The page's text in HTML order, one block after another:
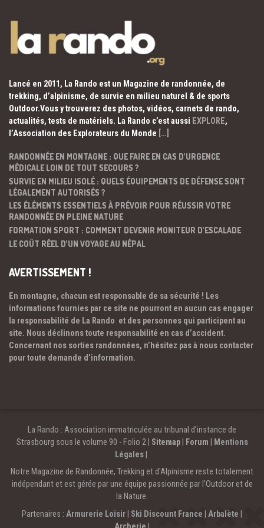
Lancé en 2011, La Rando est un Magazine de randonnée, de
trekking, d’alpinisme, de survie en milieu naturel & de sports
Outdoor.Vous y trouverez des photos, vidéos, carnets de rando,
actualités, tests de matériels. La Rando c’est aussi EXPLORE,
l’Association des Explorateurs du Monde […]
RANDONNÉE EN MONTAGNE : QUE FAIRE EN CAS D’URGENCE
MÉDICALE LOIN DE TOUT SECOURS ?
SURVIE EN MILIEU ISOLÉ : QUELS ÉQUIPEMENTS DE DÉFENSE SONT
LÉGALEMENT AUTORISÉS ?
LES ÉLÉMENTS ESSENTIELS À PRÉVOIR POUR RÉUSSIR VOTRE
RANDONNÉE EN PLEINE NATURE
FORMATION SPORT : COMMENT DEVENIR MONITEUR D’ESCALADE
LE COÛT RÉEL D’UN VOYAGE AU NÉPAL
AVERTISSEMENT !
En montagne, chacun est responsable de sa sécurité ! Les
informations fournies par ce site ne pourront en aucun cas engager
la responsabilité de La Rando et des personnes qui participent au
site. Nous déclinons toute responsabilité en cas d’accident.
Concernant nos sorties randonnées, n’hésitez pas à nous contacter
pour toute demande d’information.
La Rando : Association immatriculée au tribunal d’instance de
Strasbourg sous le volume 90 - Folio 2 | Sitemap| Forum
Mentions
Légales
Notre Magazine de Randonnée, Trekking et d'Alpinisme reste totalement
indépendant et est gérée par une équipe passionnée par l’Outdoor et de
la Nature.
Partenaires : Armurerie Loisir Ski Discount France Arbalète